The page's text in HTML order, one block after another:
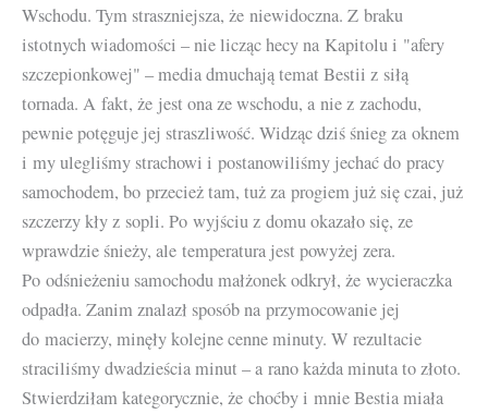
Wschodu. Tym straszniejsza, że niewidoczna. Z braku
istotnych wiadomości – nie licząc hecy na Kapitolu i "afery
szczepionkowej" – media dmuchają temat Bestii z siłą
tornada. A fakt, że jest ona ze wschodu, a nie z zachodu,
pewnie potęguje jej straszliwość. Widząc dziś śnieg za oknem
i my ulegliśmy strachowi i postanowiliśmy jechać do pracy
samochodem, bo przecież tam, tuż za progiem już się czai, już
szczerzy kły z sopli. Po wyjściu z domu okazało się, ze
wprawdzie śnieży, ale temperatura jest powyżej zera.
Po odśnieżeniu samochodu małżonek odkrył, że wycieraczka
odpadła. Zanim znalazł sposób na przymocowanie jej
do macierzy, minęły kolejne cenne minuty. W rezultacie
straciliśmy dwadzieścia minut – a rano każda minuta to złoto.
Stwierdziłam kategorycznie, że choćby i mnie Bestia miała